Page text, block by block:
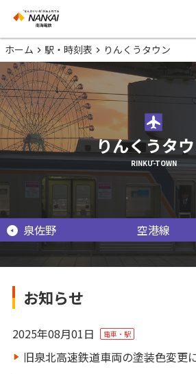
ホーム 駅・時刻表 りんくうタウン
りんくうタ
RINKŪ-TOWN
泉佐野 空港線
お知らせ
2025年08月01日 電車・駅
旧泉北高速鉄道車両の塗装色変更